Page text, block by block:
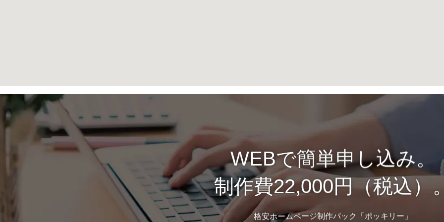
WEBで簡単申し込み。
制作費22,000円（税込）
格安ホームページ制作パック「ポッキリー」